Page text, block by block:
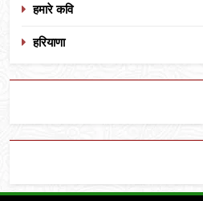
हमारे कवि
हरियाणा